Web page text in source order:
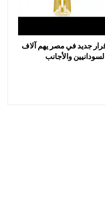
جديد في مصر يهم آلاف
والأجانب